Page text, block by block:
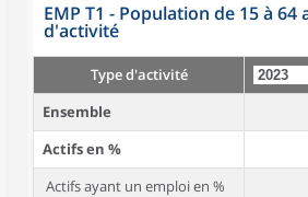
EMP T1 - Population de 15 à 64
d'activité
Type d'activité
Ensemble
Actifs en %
Actifs ayant un emploi en %